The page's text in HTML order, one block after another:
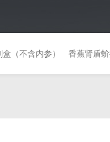
（不含内参） 香蕉肾盾